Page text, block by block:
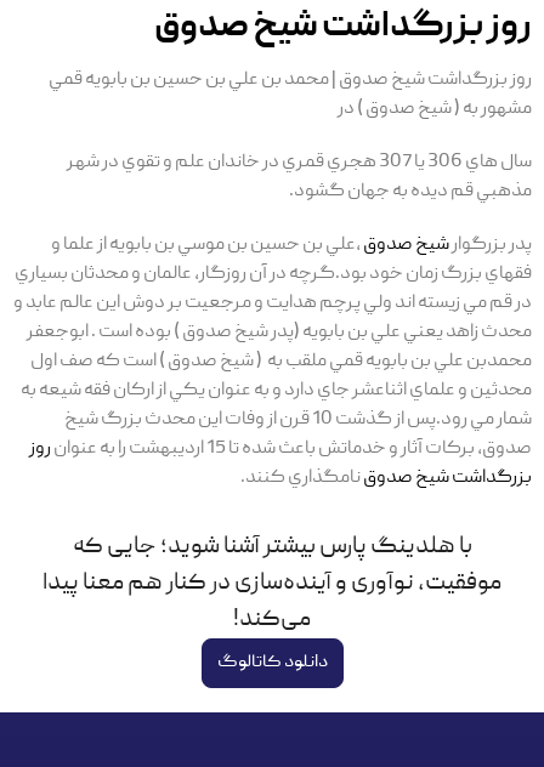
روز بزرگداشت شیخ صدوق
روز بزرگداشت شیخ صدوق | محمد بن علي بن حسين بن بابويه قمي
مشهور به ( شيخ صدوق ) در
سال هاي 306 يا 307 هجري قمري در خاندان علم و تقوي در شهر
مذهبي قم ديده به جهان گشود.
پدر بزرگوارشيخ صدوق،علي بن حسين بن موسي بن بابويه از علما و
فقهاي بزرگ زمان خود بود.گرچه در آن روزگار، عالمان و محدثان بسياري
در قم مي زيسته اند ولي پرچم هدايت و مرجعيت بر دوش اين عالم عابد و
محدث زاهد يعني علي بن بابويه (پدر شيخ صدوق ) بوده است . ابوجعفر
محمدبن علي بن بابويه قمي ملقب به ( شيخ صدوق ) است که صف اول
محدثين و علماي اثناعشر جاي دارد و به عنوان يکي از ارکان فقه شيعه به
شمار مي رود.پس از گذشت 10 قرن از وفات اين محدث بزرگ شيخ
صدوق، برکات آثار و خدماتش باعث شده تا 15 ارديبهشت را به عنوان
روز
بزرگداشت شيخ صدوقنامگذاري کنند.
با هلدینگ پارس بیشتر آشنا شوید؛ جایی که
موفقیت، نوآوری و آینده‌سازی در کنار هم معنا پیدا
می‌کند!
دانلود کاتالوگ